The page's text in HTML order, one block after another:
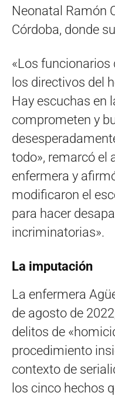
Neonatal Ramón
Córdoba, donde
«Los funcionarios
los directivos del
Hay escuchas en
comprometen y
todo», remarcó el
enfermera y
modificaron el
para hacer
incriminatorias».
La imputación
La enfermera
de agosto de
delitos de
procedimiento
contexto de
los cinco hechos